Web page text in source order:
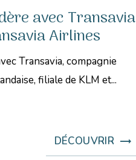
avec Transavia
Airlines
Transavia, compagnie
filiale de KLM et...
DÉCOUVRIR